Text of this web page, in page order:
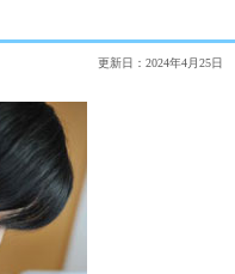
更新日：2024年4月25日